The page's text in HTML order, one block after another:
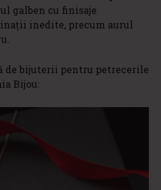
galben cu finisaje
inedite, precum aurul
de bijuterii pentru petrecerile
Bijou: